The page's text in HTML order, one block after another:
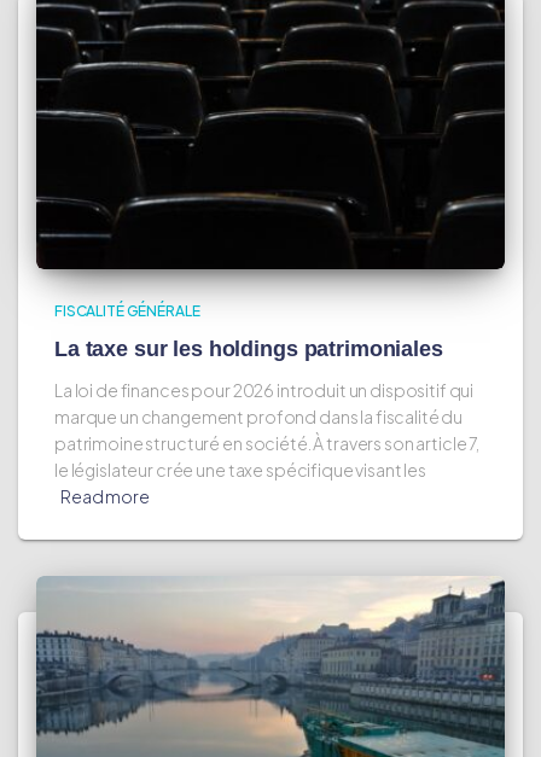
FISCALITÉ GÉNÉRALE
La taxe sur les holdings patrimoniales
La loi de finances pour 2026 introduit un dispositif qui
marque un changement profond dans la fiscalité du
patrimoine structuré en société. À travers son article 7,
le législateur crée une taxe spécifique visant les
Read more